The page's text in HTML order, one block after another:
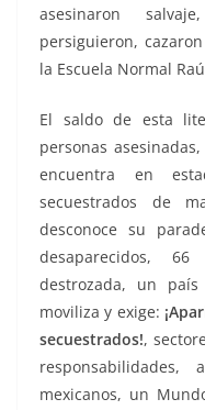
asesinaron
persiguieron,
la Escuela Normal
El saldo de esta
personas
encuentra en
secuestrados de
desconoce su
desaparecidos,
destrozada, un
moviliza y exige:
secuestrados!,
mexicanos, un